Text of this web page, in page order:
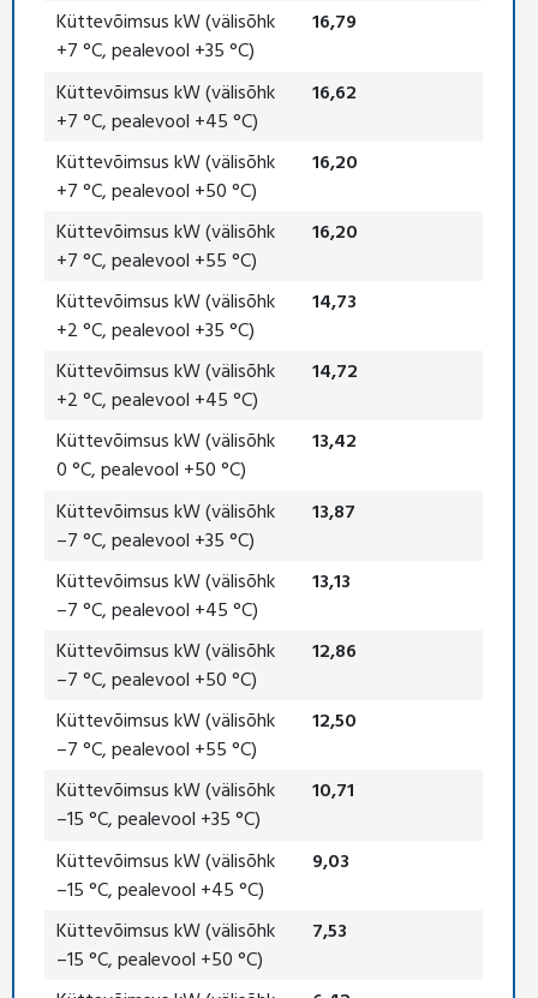
Küttevõimsus kW (välisõhk
+7 °C, pealevool +35 °C)
16,79
Küttevõimsus kW (välisõhk
+7 °C, pealevool +45 °C)
16,62
Küttevõimsus kW (välisõhk
+7 °C, pealevool +50 °C)
16,20
Küttevõimsus kW (välisõhk
+7 °C, pealevool +55 °C)
16,20
Küttevõimsus kW (välisõhk
+2 °C, pealevool +35 °C)
14,73
Küttevõimsus kW (välisõhk
+2 °C, pealevool +45 °C)
14,72
Küttevõimsus kW (välisõhk
0 °C, pealevool +50 °C)
13,42
Küttevõimsus kW (välisõhk
–7 °C, pealevool +35 °C)
13,87
Küttevõimsus kW (välisõhk
–7 °C, pealevool +45 °C)
13,13
Küttevõimsus kW (välisõhk
–7 °C, pealevool +50 °C)
12,86
Küttevõimsus kW (välisõhk
–7 °C, pealevool +55 °C)
12,50
Küttevõimsus kW (välisõhk
–15 °C, pealevool +35 °C)
10,71
Küttevõimsus kW (välisõhk
–15 °C, pealevool +45 °C)
9,03
Küttevõimsus kW (välisõhk
–15 °C, pealevool +50 °C)
7,53